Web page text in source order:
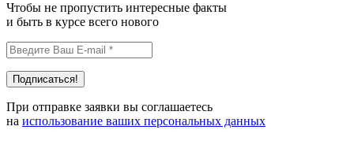
Чтобы не пропустить интересные факты
и быть в курсе всего нового
При отправке заявки вы соглашаетесь
на использование ваших персональных данных